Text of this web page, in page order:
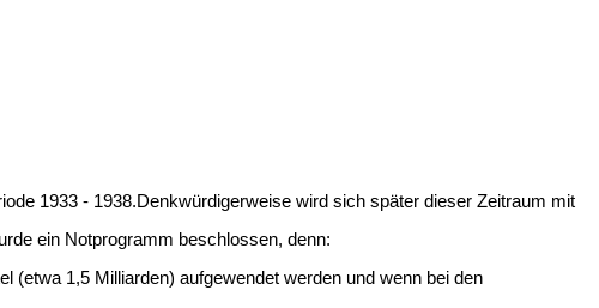
1933 - 1938.Denkwürdigerweise wird sich später dieser Zeitraum mit
ein Notprogramm beschlossen, denn:
(etwa 1,5 Milliarden) aufgewendet werden und wenn bei den